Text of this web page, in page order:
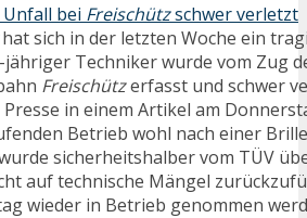
bei Freischützschwer verletzt
sich in der letzten Woche ein
jähriger Techniker wurde vom Zug
Freischützerfasst und schwer
in einem Artikel am
Betrieb wohl nach einer
sicherheitshalber vom TÜV
auf technische Mängel
wieder in Betrieb genommen